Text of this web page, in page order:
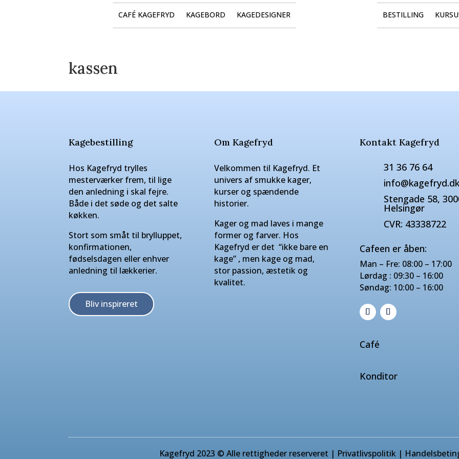
CAFÉ KAGEFRYD KAGEBORD KAGEDESIGNER BESTILLING
kassen
Kagebestilling
Hos Kagefryd trylles
mesterværker frem, til lige
den anledning i skal fejre.
Både i det søde og det salte
køkken.
Stort som småt til brylluppet,
konfirmationen,
fødselsdagen eller enhver
anledning til lækkerier.
Bliv inspireret
Om Kagefryd
Velkommen til Kagefryd. Et
univers af smukke kager,
kurser og spændende
historier.
Kager og mad laves i mange
former og farver. Hos
Kagefryd er det “ikke bare en
kage” , men kage og mad,
stor passion, æstetik og
kvalitet.
Kontakt Kagefryd
31 36 76 64
info@kagefryd.dk
Stengade 58,
Helsingør
CVR: 43338722
Cafeen er åben:
Man – Fre: 08:00 – 17:00
Lørdag : 09:30 – 16:00
Søndag: 10:00 – 16:00
Café
Konditor
Kagefryd 2023 © Alle rettigheder reserveret | Privatlivspolitik|